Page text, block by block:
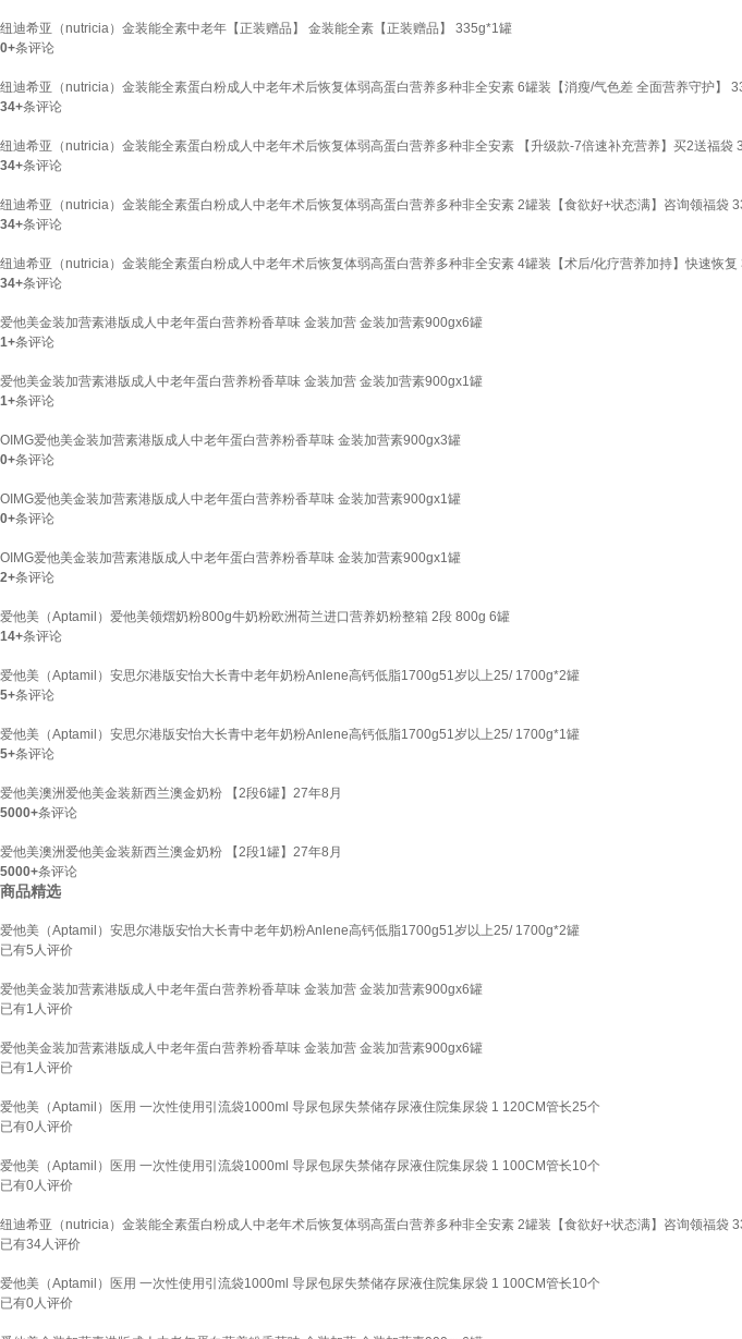
纽迪希亚（nutricia）金装能全素中老年【正装赠品】 金装能全素【正装赠品】 335g*1罐
0+条评论
纽迪希亚（nutricia）金装能全素蛋白粉成人中老年术后恢复体弱高蛋白营养多种非全安素 6罐装【消瘦/气色差 全面营养守护】
34+条评论
纽迪希亚（nutricia）金装能全素蛋白粉成人中老年术后恢复体弱高蛋白营养多种非全安素 【升级款-7倍速补充营养】买2送福袋
34+条评论
纽迪希亚（nutricia）金装能全素蛋白粉成人中老年术后恢复体弱高蛋白营养多种非全安素 2罐装【食欲好+状态满】咨询领福袋
34+条评论
纽迪希亚（nutricia）金装能全素蛋白粉成人中老年术后恢复体弱高蛋白营养多种非全安素 4罐装【术后/化疗营养加持】快速恢
34+条评论
爱他美金装加营素港版成人中老年蛋白营养粉香草味 金装加营 金装加营素900gx6罐
1+条评论
爱他美金装加营素港版成人中老年蛋白营养粉香草味 金装加营 金装加营素900gx1罐
1+条评论
OIMG爱他美金装加营素港版成人中老年蛋白营养粉香草味 金装加营素900gx3罐
0+条评论
OIMG爱他美金装加营素港版成人中老年蛋白营养粉香草味 金装加营素900gx1罐
0+条评论
OIMG爱他美金装加营素港版成人中老年蛋白营养粉香草味 金装加营素900gx1罐
2+条评论
爱他美（Aptamil）爱他美领熠奶粉800g牛奶粉欧洲荷兰进口营养奶粉整箱 2段 800g 6罐
14+条评论
爱他美（Aptamil）安思尔港版安怡大长青中老年奶粉Anlene高钙低脂1700g51岁以上25/ 1700g*2罐
5+条评论
爱他美（Aptamil）安思尔港版安怡大长青中老年奶粉Anlene高钙低脂1700g51岁以上25/ 1700g*1罐
5+条评论
爱他美澳洲爱他美金装新西兰澳金奶粉 【2段6罐】27年8月
5000+条评论
爱他美澳洲爱他美金装新西兰澳金奶粉 【2段1罐】27年8月
5000+条评论
商品精选
爱他美（Aptamil）安思尔港版安怡大长青中老年奶粉Anlene高钙低脂1700g51岁以上25/ 1700g*2罐
已有5 人评价
爱他美金装加营素港版成人中老年蛋白营养粉香草味 金装加营 金装加营素900gx6罐
已有1 人评价
爱他美金装加营素港版成人中老年蛋白营养粉香草味 金装加营 金装加营素900gx6罐
已有1 人评价
爱他美（Aptamil）医用 一次性使用引流袋1000ml 导尿包尿失禁储存尿液住院集尿袋 1 120CM管长25个
已有0人评价
爱他美（Aptamil）医用 一次性使用引流袋1000ml 导尿包尿失禁储存尿液住院集尿袋 1 100CM管长10个
已有0人评价
纽迪希亚（nutricia）金装能全素蛋白粉成人中老年术后恢复体弱高蛋白营养多种非全安素 2罐装【食欲好+状态满】咨询领福袋
已有34人评价
爱他美（Aptamil）医用 一次性使用引流袋1000ml 导尿包尿失禁储存尿液住院集尿袋 1 100CM管长10个
已有0人评价